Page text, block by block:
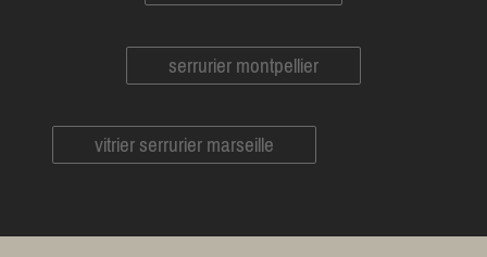
serrurier montpellier
vitrier serrurier marseille